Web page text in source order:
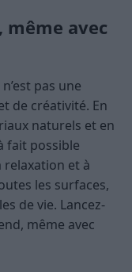
même avec
pas une
de créativité. En
naturels et en
fait possible
relaxation et à
les surfaces,
de vie. Lancez-
même avec